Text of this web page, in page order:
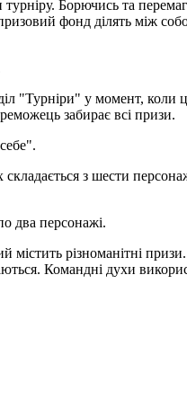
Борючись та
фонд ділять між
"Турніри" у момент,
забирає всі призи.
з шести
два персонажі.
різноманітні
Командні духи